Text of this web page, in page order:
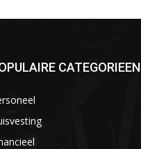
CATEGORIEEN